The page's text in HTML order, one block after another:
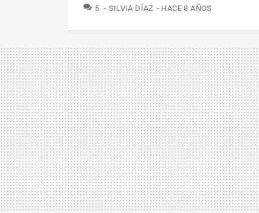
5 COMENTARIOS
SILVIA DÍAZ HACE 8 AÑOS